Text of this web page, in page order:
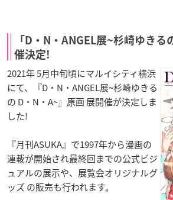
「D・N・ANGEL展~杉崎ゆきる
催決定!
2021年 5月中旬頃にマルイシティ横浜
にて、『D・N・ANGEL展~杉崎ゆきる
の D・N・A~』原画 展開催が決定しま
した!
『月刊ASUKA』で1997年から漫画の
連載が開始され最終回までの公式ビジ
ュアルの展示や、展覧会オリジナルグ
ッズ の販売も行われます。